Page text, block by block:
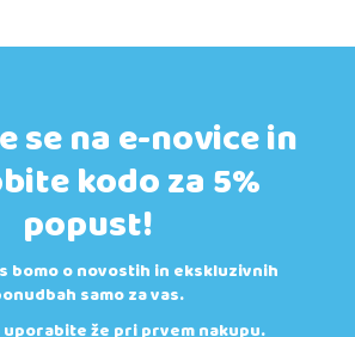
se na e-novice in
kodo za 5%
popust!
bomo o novostih in ekskluzivnih
samo za vas.
uporabite že pri prvem nakupu.